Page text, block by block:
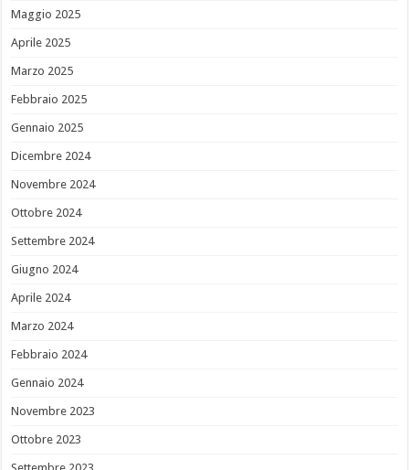
Maggio 2025
Aprile 2025
Marzo 2025
Febbraio 2025
Gennaio 2025
Dicembre 2024
Novembre 2024
Ottobre 2024
Settembre 2024
Giugno 2024
Aprile 2024
Marzo 2024
Febbraio 2024
Gennaio 2024
Novembre 2023
Ottobre 2023